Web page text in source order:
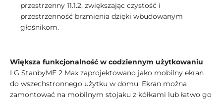
przestrzenny 11.1.2, zwiększając czystość i
przestrzenność brzmienia dzięki wbudowanym
głośnikom.
Większa funkcjonalność w codziennym użytkowaniu
LG StanbyME 2 Max zaprojektowano jako mobilny ekran
do wszechstronnego użytku w domu. Ekran można
zamontować na mobilnym stojaku z kółkami lub łatwo go